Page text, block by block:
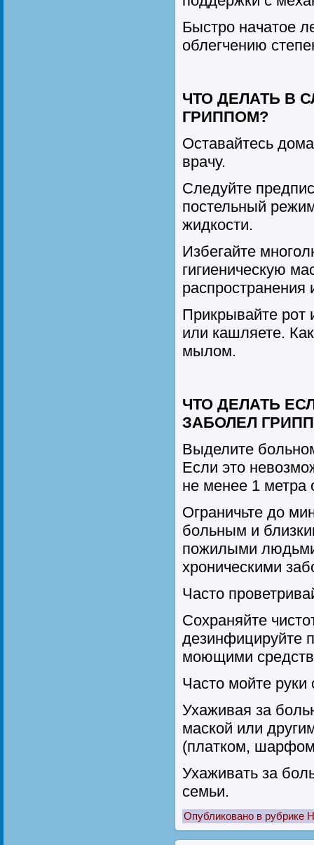
Быстро начатое
облегчению
ЧТО ДЕЛАТЬ В
ГРИППОМ?
Оставайтесь
врачу.
Следуйте
постельный
жидкости.
Избегайте
гигиеническую
распространения
Прикрывайте рот
или кашляете.
мылом.
ЧТО ДЕЛАТЬ
ЗАБОЛЕЛ
Выделите
Если это
не менее 1 метра
Ограничьте до
больным и
пожилыми
хроническими
Часто
Сохраняйте
дезинфицируйте
моющими
Часто мойте
Ухаживая за
маской или
(платком,
Ухаживать за
семьи.
Опубликовано в рубрике